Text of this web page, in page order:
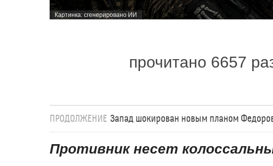
Картинка: сгенерировано ИИ
прочитано 6657
ПРОДОЛЖЕНИЕ Запад шокирован новым планом
Противник несет